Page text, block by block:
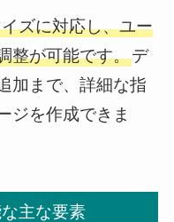
ズに対応し、ユー
整が可能です。デ
加まで、詳細な指
ジを作成できま
主な要素